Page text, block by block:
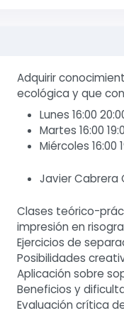
Adquirir
ecológica y que
Lunes 16:00
Martes 16:00
Miércoles 16:00
Javier Cabrera
Clases teórico-
impresión en
Ejercicios de
Posibilidades
Aplicación sobre
Beneficios y
Evaluación crítica